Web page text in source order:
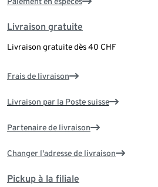
Livraison gratuite
Livraison gratuite dès 40 CHF
Frais de livraison
Livraison par la Poste suisse
Partenaire de livraison
Changer l'adresse de livraison
Pickup à la filiale